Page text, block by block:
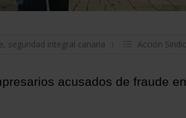
, seguridad integral canaria Acción
acusados de fraude en